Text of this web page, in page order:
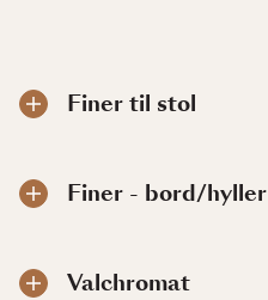
Finer til stol
Finer - bord/hyller
Valchromat